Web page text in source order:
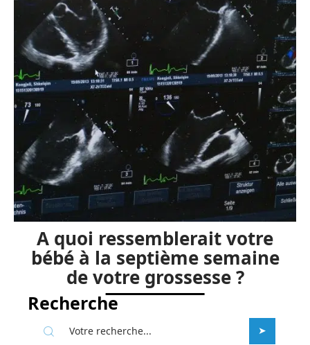
A quoi ressemblerait votre
bébé à la septième semaine
de votre grossesse ?
Recherche